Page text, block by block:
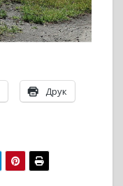
Друк